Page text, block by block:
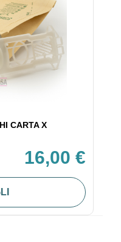
CARTA X
16,00 €